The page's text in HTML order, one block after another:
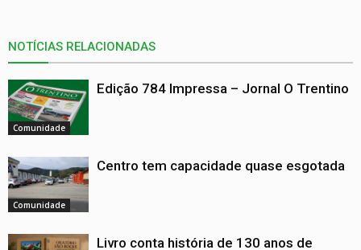
NOTÍCIAS RELACIONADAS
Comunidade
Edição 784 Impressa – Jornal O Trentino
Comunidade
Centro tem capacidade quase esgotada
Livro conta história de 130 anos de